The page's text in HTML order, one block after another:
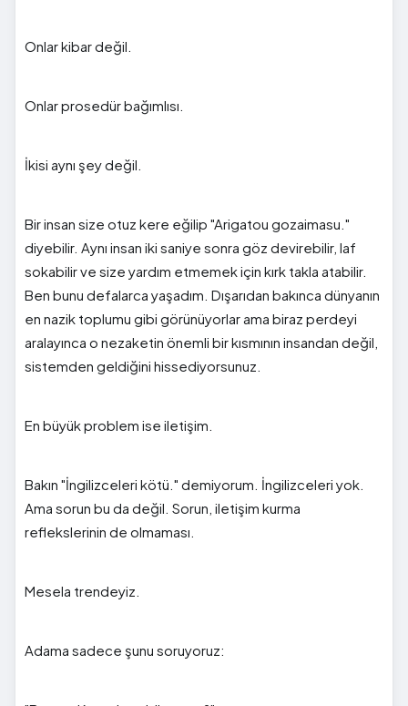
Onlar kibar değil.
Onlar prosedür bağımlısı.
İkisi aynı şey değil.
Bir insan size otuz kere eğilip "Arigatou gozaimasu."
diyebilir. Aynı insan iki saniye sonra göz devirebilir, laf
sokabilir ve size yardım etmemek için kırk takla atabilir.
Ben bunu defalarca yaşadım. Dışarıdan bakınca dünyanın
en nazik toplumu gibi görünüyorlar ama biraz perdeyi
aralayınca o nezaketin önemli bir kısmının insandan değil,
sistemden geldiğini hissediyorsunuz.
En büyük problem ise iletişim.
Bakın "İngilizceleri kötü." demiyorum. İngilizceleri yok.
Ama sorun bu da değil. Sorun, iletişim kurma
reflekslerinin de olmaması.
Mesela trendeyiz.
Adama sadece şunu soruyoruz: